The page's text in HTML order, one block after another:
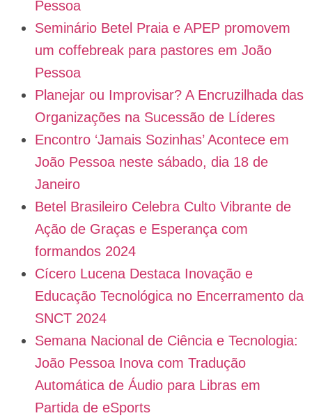
Pessoa
Seminário Betel Praia e APEP promovem
um coffebreak para pastores em João
Pessoa
Planejar ou Improvisar? A Encruzilhada das
Organizações na Sucessão de Líderes
Encontro ‘Jamais Sozinhas’ Acontece em
João Pessoa neste sábado, dia 18 de
Janeiro
Betel Brasileiro Celebra Culto Vibrante de
Ação de Graças e Esperança com
formandos 2024
Cícero Lucena Destaca Inovação e
Educação Tecnológica no Encerramento da
SNCT 2024
Semana Nacional de Ciência e Tecnologia:
João Pessoa Inova com Tradução
Automática de Áudio para Libras em
Partida de eSports